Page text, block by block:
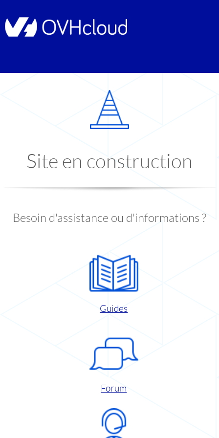
Site en construction
Besoin d'assistance ou d'informations ?
Guides
Forum